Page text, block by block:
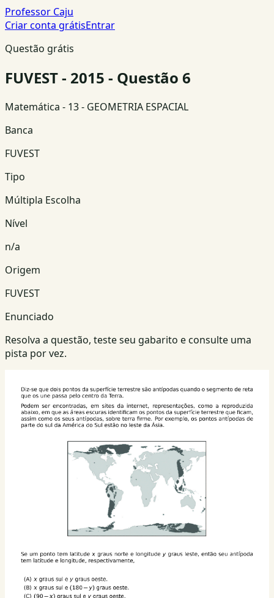
Professor Caju
Criar conta grátisEntrar
Questão grátis
FUVEST - 2015 - Questão 6
Matemática - 13 - GEOMETRIA ESPACIAL
Banca
FUVEST
Tipo
Múltipla Escolha
Nível
n/a
Origem
FUVEST
Enunciado
Resolva a questão, teste seu gabarito e consulte uma
pista por vez.